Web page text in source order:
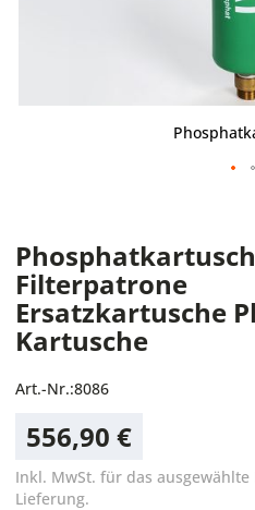
Filterpatrone
Ersatzkartusche
Kartusche
Art.-Nr.:8086
556,90 €
Inkl. MwSt. für das ausgewählte
Lieferung.